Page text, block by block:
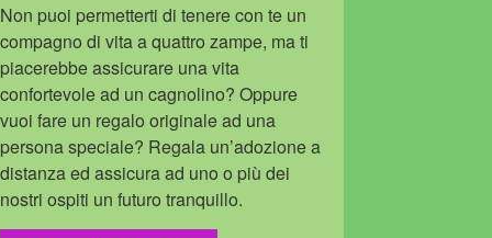
Non puoi permetterti di tenere con te un
compagno di vita a quattro zampe, ma ti
piacerebbe assicurare una vita
confortevole ad un cagnolino? Oppure
vuoi fare un regalo originale ad una
persona speciale? Regala un’adozione a
distanza ed assicura ad uno o più dei
nostri ospiti un futuro tranquillo.